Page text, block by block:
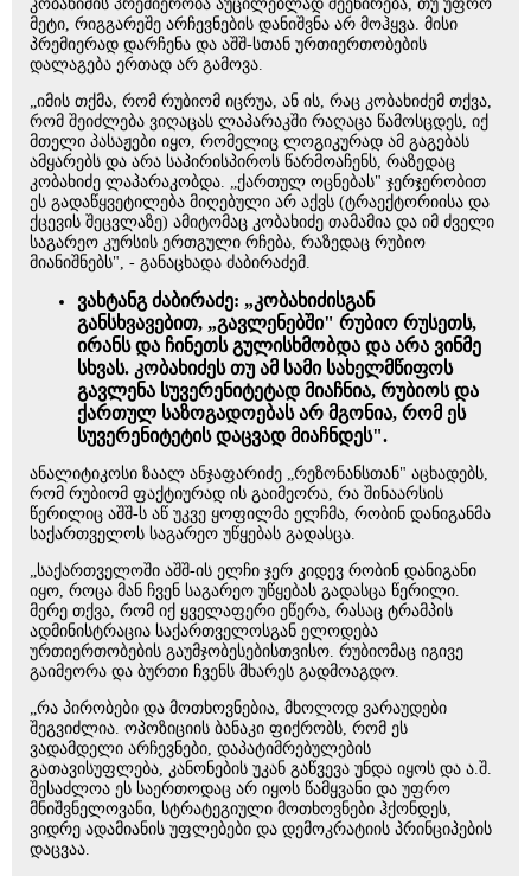
კობახიძის პრემიერობა აუცილებლად შეეწირება, თუ უფრო
მეტი, რიგგარეშე არჩევნების დანიშვნა არ მოჰყვა. მისი
პრემიერად დარჩენა და აშშ-სთან ურთიერთობების
დალაგება ერთად არ გამოვა.
„იმის თქმა, რომ რუბიომ იცრუა, ან ის, რაც კობახიძემ თქვა,
რომ შეიძლება ვიღაცას ლაპარაკში რაღაცა წამოსცდეს, იქ
მთელი პასაჟები იყო, რომელიც ლოგიკურად ამ გაგებას
ამყარებს და არა საპირისპიროს წარმოაჩენს, რაზედაც
კობახიძე ლაპარაკობდა. „ქართულ ოცნებას" ჯერჯერობით
ეს გადაწყვეტილება მიღებული არ აქვს (ტრაექტორიისა და
ქცევის შეცვლაზე) ამიტომაც კობახიძე თამამია და იმ ძველი
საგარეო კურსის ერთგული რჩება, რაზედაც რუბიო
მიანიშნებს", - განაცხადა ძაბირაძემ.
ვახტანგ ძაბირაძე: „კობახიძისგან
განსხვავებით, „გავლენებში" რუბიო რუსეთს,
ირანს და ჩინეთს გულისხმობდა და არა ვინმე
სხვას. კობახიძეს თუ ამ სამი სახელმწიფოს
გავლენა სუვერენიტეტად მიაჩნია, რუბიოს და
ქართულ საზოგადოებას არ მგონია, რომ ეს
სუვერენიტეტის დაცვად მიაჩნდეს".
ანალიტიკოსი ზაალ ანჯაფარიძე „რეზონანსთან" აცხადებს,
რომ რუბიომ ფაქტიურად ის გაიმეორა, რა შინაარსის
წერილიც აშშ-ს აწ უკვე ყოფილმა ელჩმა, რობინ დანიგანმა
საქართველოს საგარეო უწყებას გადასცა.
„საქართველოში აშშ-ის ელჩი ჯერ კიდევ რობინ დანიგანი
იყო, როცა მან ჩვენ საგარეო უწყებას გადასცა წერილი.
მერე თქვა, რომ იქ ყველაფერი ეწერა, რასაც ტრამპის
ადმინისტრაცია საქართველოსგან ელოდება
ურთიერთობების გაუმჯობესებისთვისო. რუბიომაც იგივე
გაიმეორა და ბურთი ჩვენს მხარეს გადმოაგდო.
„რა პირობები და მოთხოვნებია, მხოლოდ ვარაუდები
შეგვიძლია. ოპოზიციის ბანაკი ფიქრობს, რომ ეს
ვადამდელი არჩევნები, დაპატიმრებულების
გათავისუფლება, კანონების უკან გაწვევა უნდა იყოს და ა.შ.
შესაძლოა ეს საერთოდაც არ იყოს წამყვანი და უფრო
მნიშვნელოვანი, სტრატეგიული მოთხოვნები ჰქონდეს,
ვიდრე ადამიანის უფლებები და დემოკრატიის პრინციპების
დაცვაა.